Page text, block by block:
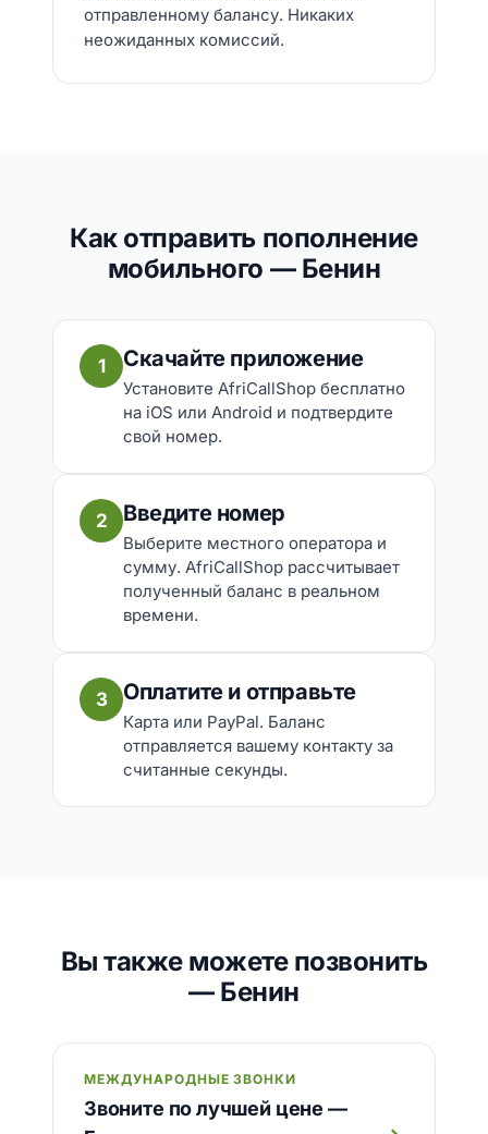
отправленному балансу. Никаких
неожиданных комиссий.
Как отправить пополнение
мобильного — Бенин
1 Скачайте приложение
Установите AfriCallShop бесплатно
на iOS или Android и подтвердите
свой номер.
2 Введите номер
Выберите местного оператора и
сумму. AfriCallShop рассчитывает
полученный баланс в реальном
времени.
3 Оплатите и отправьте
Карта или PayPal. Баланс
отправляется вашему контакту за
считанные секунды.
Вы также можете позвонить
— Бенин
МЕЖДУНАРОДНЫЕ ЗВОНКИ
Звоните по лучшей цене —